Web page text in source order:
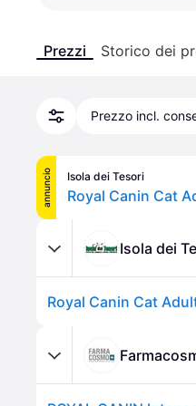
Prezzi Storico dei
Prezzo incl.
annuncio Isola dei Tesori
Royal Canin Cat
Isola dei
Royal Canin Cat